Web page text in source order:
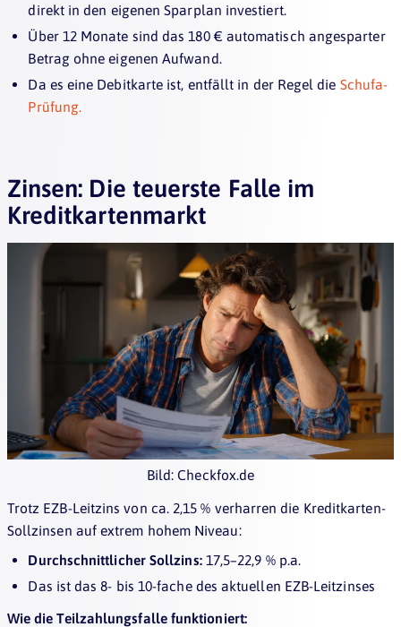
direkt in den eigenen Sparplan investiert.
Über 12 Monate sind das 180 € automatisch angesparter
Betrag ohne eigenen Aufwand.
Da es eine Debitkarte ist, entfällt in der Regel die Schufa-
Prüfung.
Zinsen: Die teuerste Falle im
Kreditkartenmarkt
Bild: Checkfox.de
Trotz EZB-Leitzins von ca. 2,15 % verharren die Kreditkarten-
Sollzinsen auf extrem hohem Niveau:
Durchschnittlicher Sollzins:17,5–22,9 % p.a.
Das ist das 8- bis 10-fache des aktuellen EZB-Leitzinses
Wie die Teilzahlungsfalle funktioniert: